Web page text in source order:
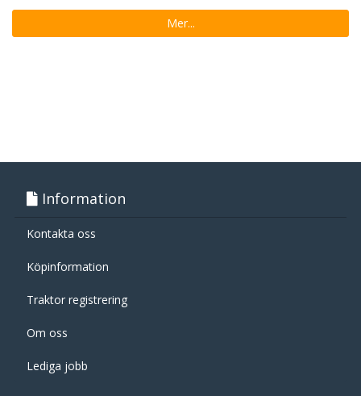
Mer...
Information
Kontakta oss
Köpinformation
Traktor registrering
Om oss
Lediga jobb